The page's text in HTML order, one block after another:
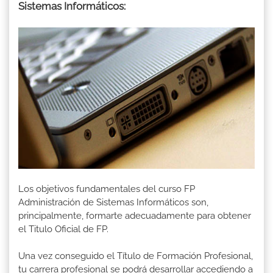
Sistemas Informáticos:
Los objetivos fundamentales del curso FP
Administración de Sistemas Informáticos son,
principalmente, formarte adecuadamente para obtener
el Titulo Oficial de FP.
Una vez conseguido el Título de Formación Profesional,
tu carrera profesional se podrá desarrollar accediendo a